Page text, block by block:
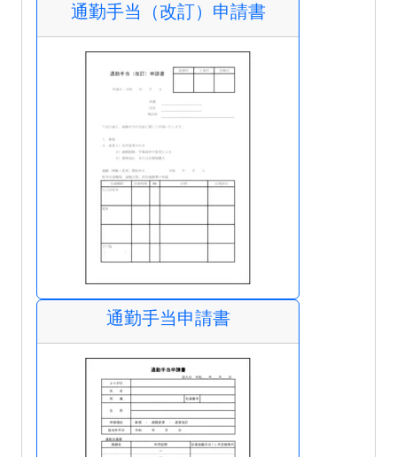
通勤手当（改訂）申請書
通勤手当申請書